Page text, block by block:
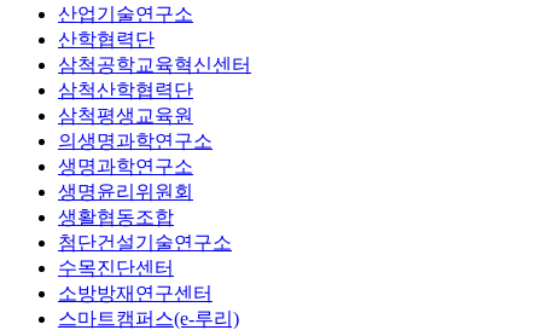
산업기술연구소
산학협력단
삼척공학교육혁신센터
삼척산학협력단
삼척평생교육원
의생명과학연구소
생명과학연구소
생명윤리위원회
생활협동조합
첨단건설기술연구소
수목진단센터
소방방재연구센터
스마트캠퍼스(e-루리)